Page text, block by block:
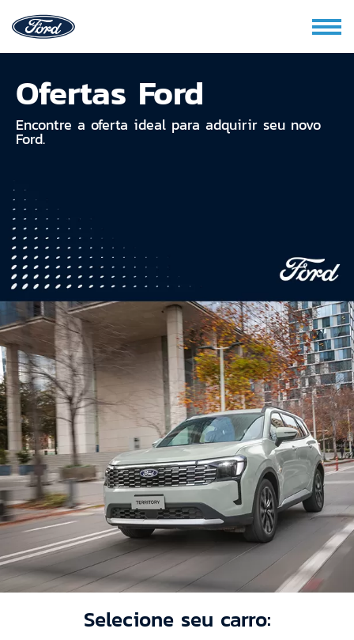
Ofertas Ford
Encontre a oferta ideal para adquirir seu novo
Ford.
Selecione seu carro: